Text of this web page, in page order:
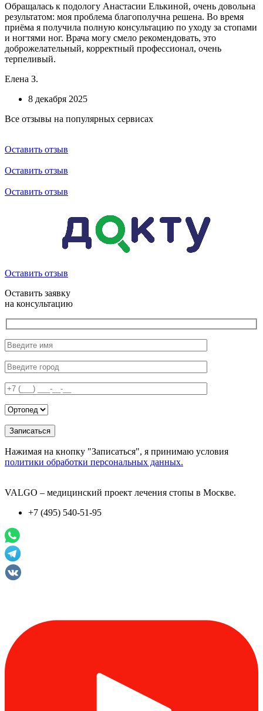
Обращалась к подологу Анастасии Елькиной, очень довольна
результатом: моя проблема благополучна решена. Во время
приёма я получила полную консультацию по уходу за стопами
и ногтями ног. Врача могу смело рекомендовать, это
доброжелательный, корректный профессионал, очень
терпеливый.
Елена З.
8 декабря 2025
Все отзывы на популярных сервисах
Оставить отзыв
Оставить отзыв
Оставить отзыв
Оставить отзыв
Оставить заявку
на консультацию
Нажимая на кнопку "Записаться", я принимаю условия
политики обработки персональных данных.
VALGO – медицинский проект лечения стопы в Москве.
+7 (495) 540-51-95